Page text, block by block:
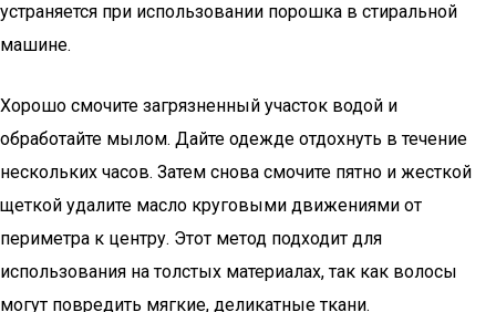
устраняется при использовании порошка в стиральной
машине.
Хорошо смочите загрязненный участок водой и
обработайте мылом. Дайте одежде отдохнуть в течение
нескольких часов. Затем снова смочите пятно и жесткой
щеткой удалите масло круговыми движениями от
периметра к центру. Этот метод подходит для
использования на толстых материалах, так как волосы
могут повредить мягкие, деликатные ткани.